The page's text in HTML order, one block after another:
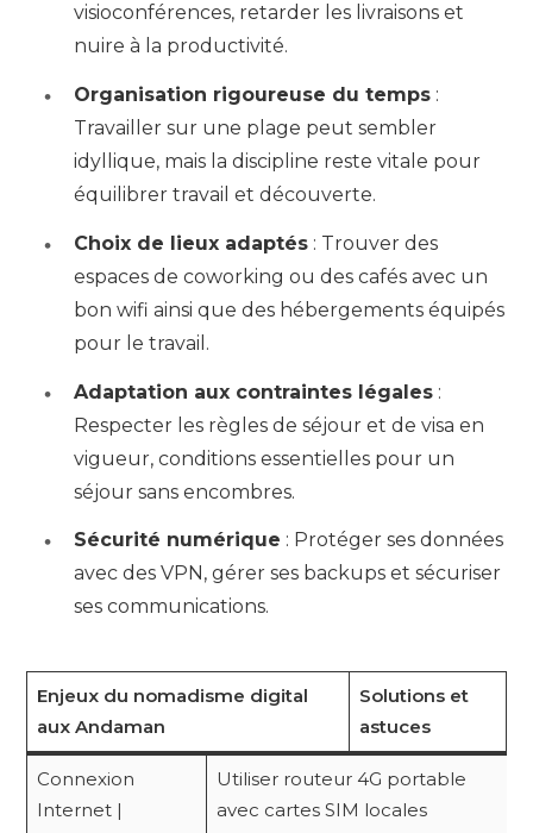
visioconférences, retarder les livraisons et
nuire à la productivité.
Organisation rigoureuse du temps :
Travailler sur une plage peut sembler
idyllique, mais la discipline reste vitale pour
équilibrer travail et découverte.
Choix de lieux adaptés : Trouver des
espaces de coworking ou des cafés avec un
bon wifi ainsi que des hébergements équipés
pour le travail.
Adaptation aux contraintes légales :
Respecter les règles de séjour et de visa en
vigueur, conditions essentielles pour un
séjour sans encombres.
Sécurité numérique : Protéger ses données
avec des VPN, gérer ses backups et sécuriser
ses communications.
Enjeux du nomadisme digital
aux Andaman
Solutions et
astuces
Connexion
Internet |
Utiliser routeur 4G portable
avec cartes SIM locales